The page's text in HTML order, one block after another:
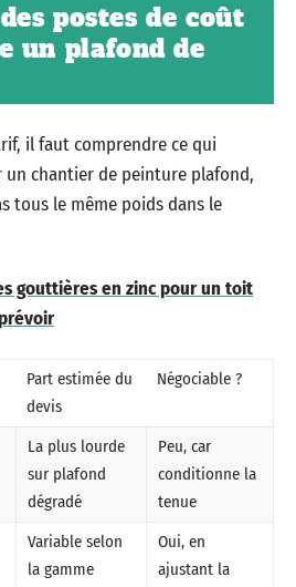
postes de coût
un plafond de
il faut comprendre ce qui
un chantier de peinture plafond,
tous le même poids dans le
gouttières en zinc pour un toit
Part estimée du
devis
Négociable ?
La plus lourde
sur plafond
dégradé
Peu, car
conditionne la
tenue
Variable selon
la gamme
Oui, en
ajustant la